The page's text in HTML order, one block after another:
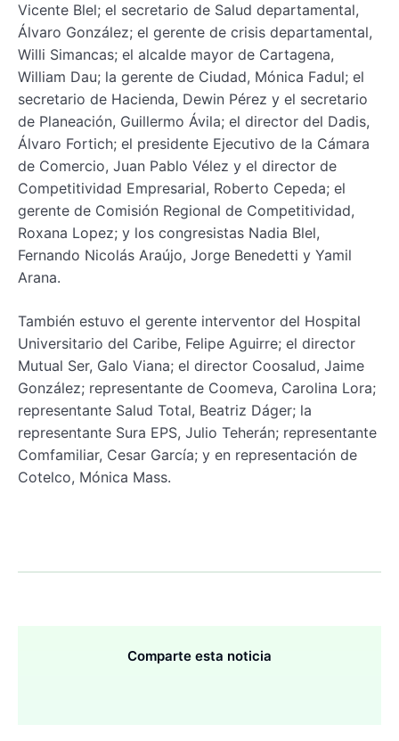
Vicente Blel; el secretario de Salud departamental,
Álvaro González; el gerente de crisis departamental,
Willi Simancas; el alcalde mayor de Cartagena,
William Dau; la gerente de Ciudad, Mónica Fadul; el
secretario de Hacienda, Dewin Pérez y el secretario
de Planeación, Guillermo Ávila; el director del Dadis,
Álvaro Fortich; el presidente Ejecutivo de la Cámara
de Comercio, Juan Pablo Vélez y el director de
Competitividad Empresarial, Roberto Cepeda; el
gerente de Comisión Regional de Competitividad,
Roxana Lopez; y los congresistas Nadia Blel,
Fernando Nicolás Araújo, Jorge Benedetti y Yamil
Arana.
También estuvo el gerente interventor del Hospital
Universitario del Caribe, Felipe Aguirre; el director
Mutual Ser, Galo Viana; el director Coosalud, Jaime
González; representante de Coomeva, Carolina Lora;
representante Salud Total, Beatriz Dáger; la
representante Sura EPS, Julio Teherán; representante
Comfamiliar, Cesar García; y en representación de
Cotelco, Mónica Mass.
Comparte esta noticia